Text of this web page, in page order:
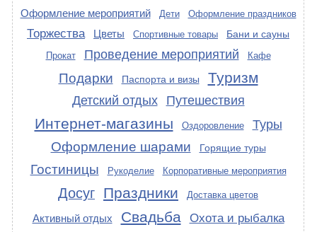
Оформление мероприятий Дети Оформление праздников
Торжества Цветы Спортивные товары Бани и сауны
Прокат Проведение мероприятий Кафе
Подарки Паспорта и визы Туризм
Детский отдых Путешествия
Интернет-магазины Оздоровление Туры
Оформление шарами Горящие туры
Гостиницы Рукоделие Корпоративные мероприятия
Досуг Праздники Доставка цветов
Активный отдых Свадьба
Охота и рыбалка